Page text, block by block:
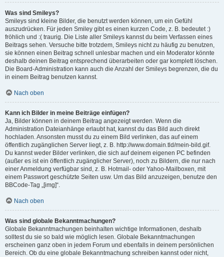
Was sind Smileys?
Smileys sind kleine Bilder, die benutzt werden können, um ein Gefühl
auszudrücken. Für jeden Smiley gibt es einen kurzen Code, z. B. bedeutet :)
fröhlich und :( traurig. Die Liste aller Smileys kannst du beim Verfassen eines
Beitrags sehen. Versuche bitte trotzdem, Smileys nicht zu häufig zu benutzen,
sie können einen Beitrag schnell unlesbar machen und ein Moderator könnte
deshalb deinen Beitrag entsprechend überarbeiten oder gar komplett löschen.
Die Board-Administration kann auch die Anzahl der Smileys begrenzen, die du
in einem Beitrag benutzen kannst.
Nach oben
Kann ich Bilder in meine Beiträge einfügen?
Ja, Bilder können in deinem Beitrag angezeigt werden. Wenn die
Administration Dateianhänge erlaubt hat, kannst du das Bild auch direkt
hochladen. Ansonsten musst du zu einem Bild verlinken, das auf einem
öffentlich zugänglichen Server liegt, z. B. http://www.domain.tld/mein-bild.gif.
Du kannst weder Bilder verlinken, die sich auf deinem eigenen PC befinden
(außer es ist ein öffentlich zugänglicher Server), noch zu Bildern, die nur nach
einer Anmeldung verfügbar sind, z. B. Hotmail- oder Yahoo-Mailboxen, mit
einem Passwort geschützte Seiten usw. Um das Bild anzuzeigen, benutze den
BBCode-Tag „[img]“.
Nach oben
Was sind globale Bekanntmachungen?
Globale Bekanntmachungen beinhalten wichtige Informationen, deshalb
solltest du sie so bald wie möglich lesen. Globale Bekanntmachungen
erscheinen ganz oben in jedem Forum und ebenfalls in deinem persönlichen
Bereich. Ob du eine globale Bekanntmachung schreiben kannst oder nicht,